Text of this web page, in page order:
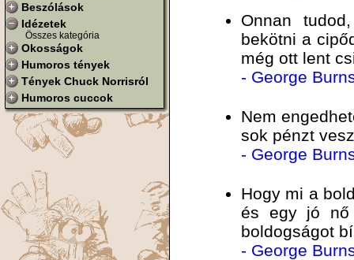
Beszólások
Idézetek
Összes kategória
Okosságok
Humoros tények
Tények Chuck Norrisról
Humoros cuccok
Onnan
bekötni a
még ott lent
- George
Nem
sok pénzt
- George
Hogy mi a
és egy jó nő
boldogságot
- George